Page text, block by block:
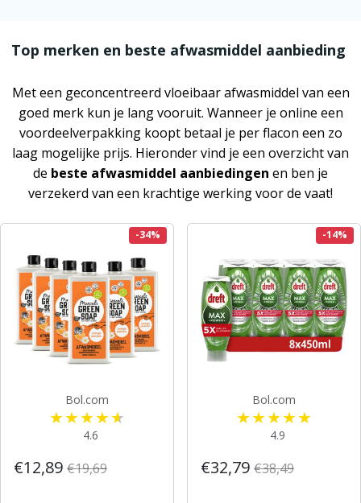
Top merken en beste afwasmiddel aanbieding
Met een geconcentreerd vloeibaar afwasmiddel van een
goed merk kun je lang vooruit. Wanneer je online een
voordeelverpakking koopt betaal je per flacon een zo
laag mogelijke prijs. Hieronder vind je een overzicht van
de beste afwasmiddel aanbiedingen en ben je
verzekerd van een krachtige werking voor de vaat!
-34%
Bol.com
4.6
€12,89 €19,69
-14%
Bol.com
4.9
€32,79 €38,49